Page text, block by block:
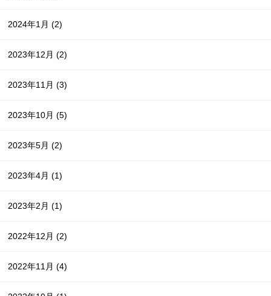
2024年1月(2)
2023年12月(2)
2023年11月(3)
2023年10月(5)
2023年5月(2)
2023年4月(1)
2023年2月(1)
2022年12月(2)
2022年11月(4)